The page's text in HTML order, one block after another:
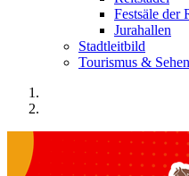
Festsäle der
Jurahallen
Stadtleitbild
Tourismus &